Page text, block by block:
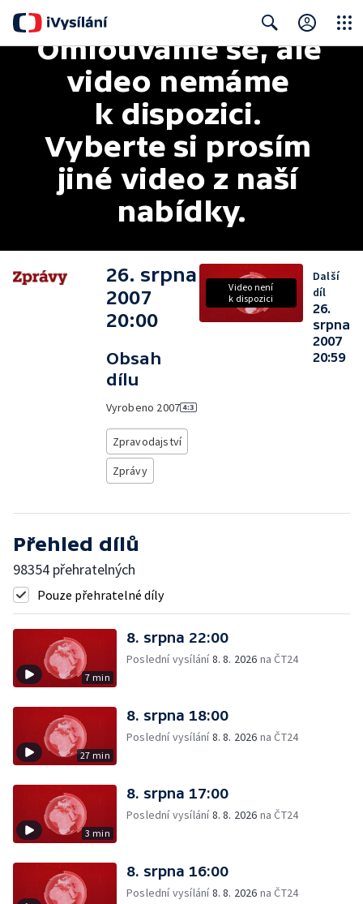
Search
Omlouváme se, ale
video nemáme
k dispozici.
Vyberte si prosím
jiné video z naší
nabídky.
26. srpna
2007
20:00
Obsah
dílu
Vyrobeno 2007
Zpravodajství
Zprávy
Video není
k dispozici
Další
díl
26.
srpna
2007
20:59
Přehled dílů
98354 přehratelných
Pouze přehratelné díly
7 min
8. srpna 22:00
Poslední vysílání8. 8. 2026 na ČT24
27 min
8. srpna 18:00
Poslední vysílání8. 8. 2026 na ČT24
3 min
8. srpna 17:00
Poslední vysílání8. 8. 2026 na ČT24
8. srpna 16:00
Poslední vysílání8. 8. 2026 na ČT24